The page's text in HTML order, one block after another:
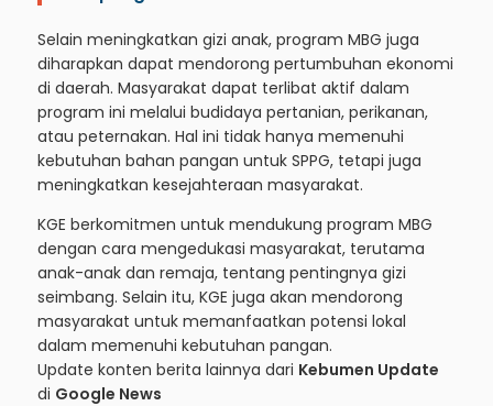
Selain meningkatkan gizi anak, program MBG juga
diharapkan dapat mendorong pertumbuhan ekonomi
di daerah. Masyarakat dapat terlibat aktif dalam
program ini melalui budidaya pertanian, perikanan,
atau peternakan. Hal ini tidak hanya memenuhi
kebutuhan bahan pangan untuk SPPG, tetapi juga
meningkatkan kesejahteraan masyarakat.
KGE berkomitmen untuk mendukung program MBG
dengan cara mengedukasi masyarakat, terutama
anak-anak dan remaja, tentang pentingnya gizi
seimbang. Selain itu, KGE juga akan mendorong
masyarakat untuk memanfaatkan potensi lokal
dalam memenuhi kebutuhan pangan.
Update konten berita lainnya dari Kebumen Update
di Google News